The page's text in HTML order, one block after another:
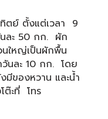
ย์ ตั้งแต่เวลา 9
นละ 50 กก. ผัก
นใหญ่เป็นผักพื้น
นละ 10 กก. โดย
มีของหวาน และน้ำ
ต๊ะที่ โทร